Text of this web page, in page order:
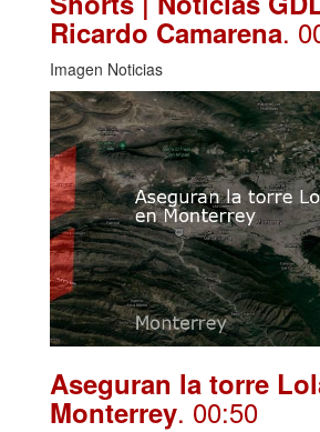
Ricardo Camarena.
Imagen Noticias
Aseguran la torre
Monterrey. 00:50